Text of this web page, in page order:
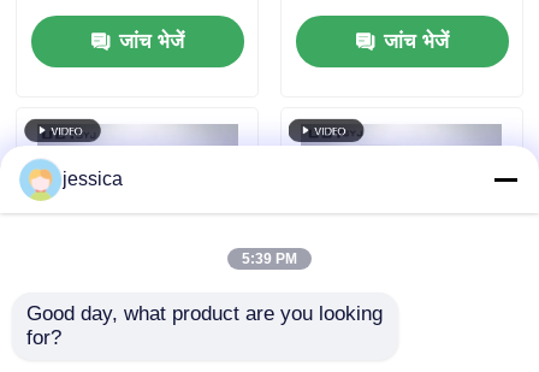
लॉन्ग आर्क ज़ेनॉन लैंप के
साथ UP-6117 प्रोग्राम
करने योग्य ज़ेनॉन आर्क टेस्ट
जांच भेजें
के लिए 2.5KW एयर-कूल्ड
लॉन्ग आर्क क्सीनन लैंप के
साथ UP-6117 क्सीनन
जांच भेजें
jessica
5:39 PM
Good day, what product are you looking
for?